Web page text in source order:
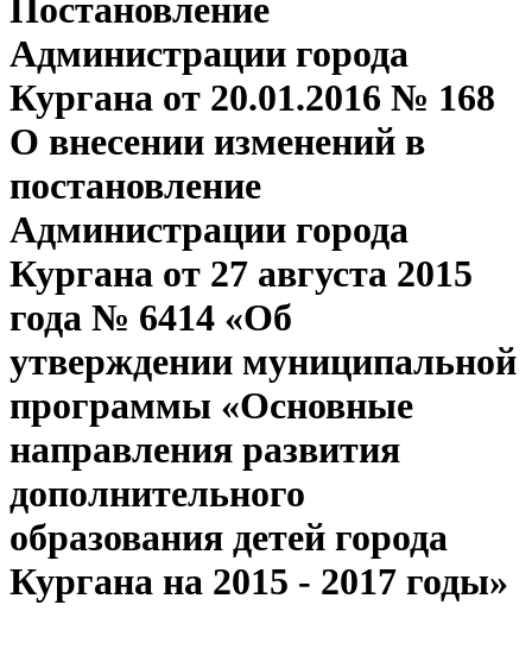
Постановление
Администрации города
Кургана от 20.01.2016 № 168
О внесении изменений в
постановление
Администрации города
Кургана от 27 августа 2015
года № 6414 «Об
утверждении муниципальной
программы «Основные
направления развития
дополнительного
образования детей города
Кургана на 2015 - 2017 годы»